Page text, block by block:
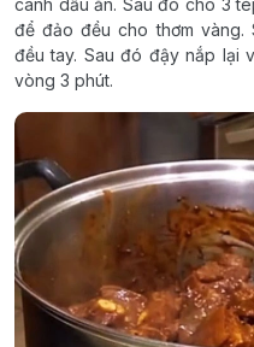
để đảo đều cho thơm
đều tay. Sau đó đậy nắp lại
vòng 3 phút.